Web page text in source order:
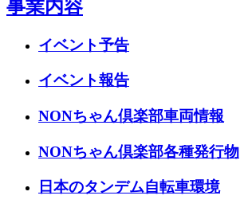
事業内容
イベント予告
イベント報告
NONちゃん倶楽部車両情報
NONちゃん倶楽部各種発行物
日本のタンデム自転車環境